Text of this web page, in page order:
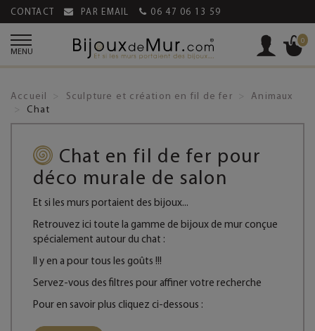
CONTACT PAR EMAIL 06 47 06 13 59
MENU
0
Accueil Sculpture et création en fil de fer
Animaux
Chat
Chat en fil de fer pour
déco murale de salon
Et si les murs portaient des bijoux...
Retrouvez ici toute la gamme de bijoux de mur conçue
spécialement autour du chat :
Il y en a pour tous les goûts !!!
Servez-vous des filtres pour affiner votre recherche
Pour en savoir plus cliquez ci-dessous :